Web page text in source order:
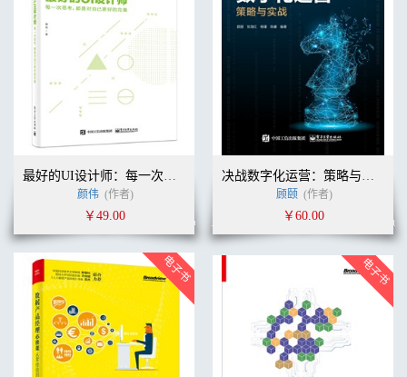
最好的UI设计师：每一次思考，都是对自己更好的完善
颜伟 (作者)
￥49.00
决战数字化运营：策略与实战
顾颐 (作者)
￥60.00